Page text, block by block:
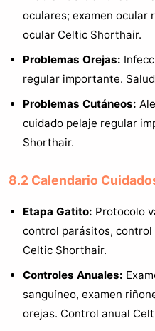
oculares; examen ocular
ocular Celtic Shorthair.
Problemas Orejas:
regular importante.
Problemas Cutáneos:
cuidado pelaje regular
Shorthair.
8.2 Calendario
Etapa Gatito: Protocolo
control parásitos,
Celtic Shorthair.
Controles Anuales:
sanguíneo, examen
orejas. Control anual